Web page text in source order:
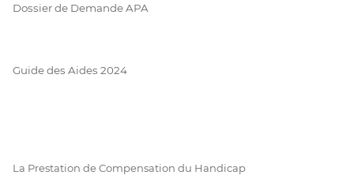
Dossier de Demande APA
Guide des Aides 2024
La Prestation de Compensation du Handicap